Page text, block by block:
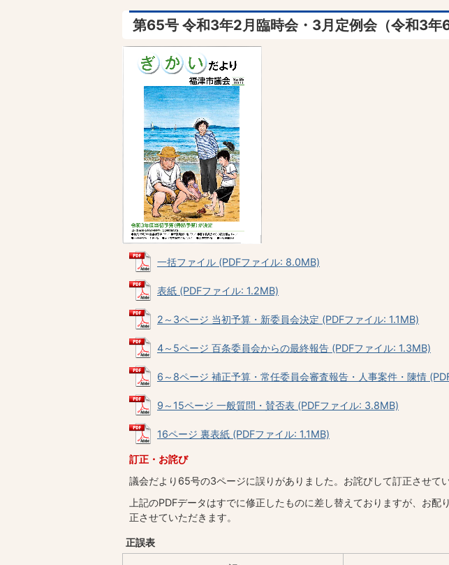
第65号 令和3年2月臨時会・3月定例会（令和3年6
一括ファイル (PDFファイル: 8.0MB)
表紙 (PDFファイル: 1.2MB)
2～3ページ 当初予算・新委員会決定 (PDFファイル: 1.1MB)
4～5ページ 百条委員会からの最終報告 (PDFファイル: 1.3MB)
6～8ページ 補正予算・常任委員会審査報告・人事案件・陳情
9～15ページ 一般質問・賛否表 (PDFファイル: 3.8MB)
16ページ 裏表紙 (PDFファイル: 1.1MB)
訂正・お詫び
議会だより65号の3ページに誤りがありました。お詫びして訂正させてい
上記のPDFデータはすでに修正したものに差し替えておりますが、お配
正させていただきます。
正誤表